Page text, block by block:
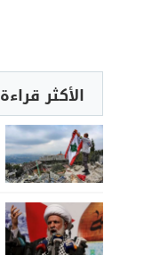
الأكثر قراءة